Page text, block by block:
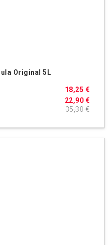
Original 5L
22,90 €
18,25 €
35,30 €